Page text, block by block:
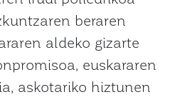
beraren
aldeko gizarte
euskararen
askotariko hiztunen